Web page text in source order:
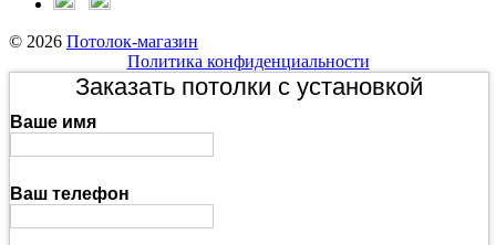
© 2026 Потолок-магазин
Политика конфиденциальности
Заказать потолки с установкой
Ваше имя
Ваш телефон